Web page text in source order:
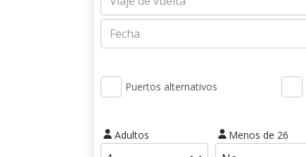
Puertos alternativos
Adultos Menos de 26